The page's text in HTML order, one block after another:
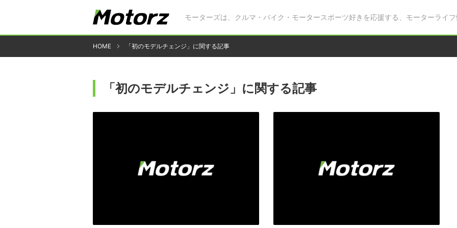
モーターズは、クルマ・バイク・モータースポーツ好きを応援する、モーターライフ
HOME 「初のモデルチェンジ」に関する記事
「初のモデルチェンジ」に関する記事